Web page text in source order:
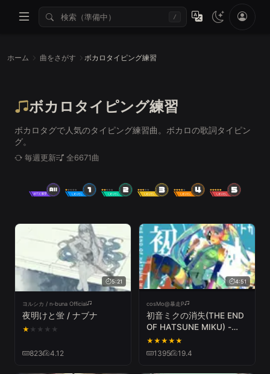
/
ホーム 曲をさがす ボカロタイピング練習
ボカロタイピング練習
ボカロタグで人気のタイピング練習曲。ボカロの歌詞タイピン
グ。
毎週更新 全6671曲
5:21
ヨルシカ / n-buna Official
夜明けと蛍 / ナブナ
★ ★ ★ ★ ★
823 4.12
4:51
cosMo@暴走P
初音ミクの消失(THE END
OF HATSUNE MIKU) -
cosMo＠暴走P
★★★★★
1395 19.4